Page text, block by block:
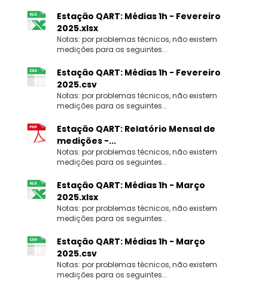
Estação QART: Médias 1h - Fevereiro
2025.xlsx
Notas: por problemas técnicos, não existem
medições para os seguintes...
Estação QART: Médias 1h - Fevereiro
2025.csv
Notas: por problemas técnicos, não existem
medições para os seguintes...
Estação QART: Relatório Mensal de
medições -...
Notas: por problemas técnicos, não existem
medições para os seguintes...
Estação QART: Médias 1h - Março
2025.xlsx
Notas: por problemas técnicos, não existem
medições para os seguintes...
Estação QART: Médias 1h - Março
2025.csv
Notas: por problemas técnicos, não existem
medições para os seguintes...